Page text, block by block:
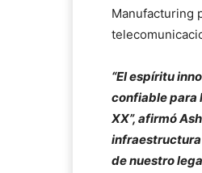
Manufacturing
“El espíritu
confiable para
XX”, afirmó
infraestructura
de nuestro